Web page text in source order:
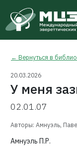
← Вернуться в
20.03.2026
У меня
02.01.07
Авторы: Амнуэль,
Амнуэль П.Р.